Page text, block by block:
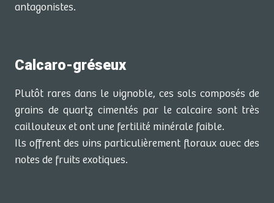
antagonistes.
Calcaro-gréseux
Plutôt rares dans le vignoble, ces sols composés de
grains de quartz cimentés par le calcaire sont très
caillouteux et ont une fertilité minérale faible.
Ils offrent des vins particulièrement floraux avec des
notes de fruits exotiques.